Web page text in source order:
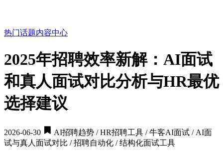
热门话题内容中心
2025年招聘效率新解：AI面试
和真人面试对比分析与HR最优
选择建议
2026-06-30
AI招聘趋势 / HR招聘工具 / 牛客AI面试 / AI面
试与真人面试对比 / 招聘自动化 / 结构化面试工具